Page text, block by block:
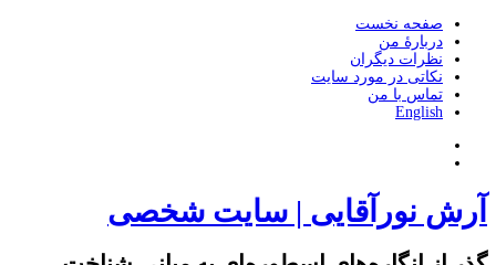
صفحه نخست
دربارۀ من
نظرات دیگران
نکاتی در مورد سایت
تماس با من
English
آرش نورآقایی | سایت شخصی